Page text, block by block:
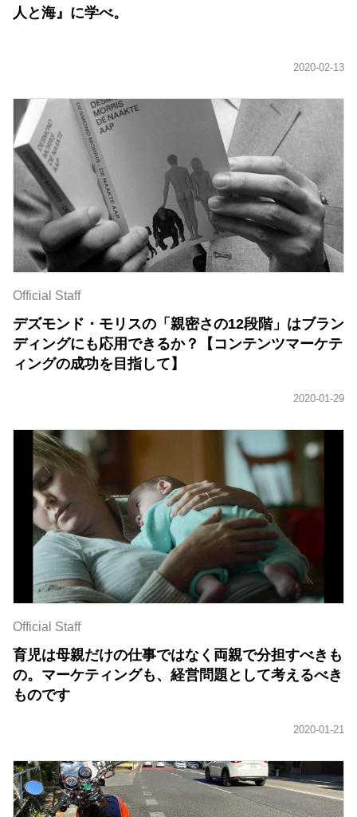
人と海』に学べ。
Official Staff
デズモンド・モリスの「親密さの12段階」はブラン
ディングにも応用できるか？【コンテンツマーケテ
ィングの成功を目指して】
Official Staff
育児は母親だけの仕事ではなく両親で分担すべきも
の。マーケティングも、経営問題として考えるべき
ものです